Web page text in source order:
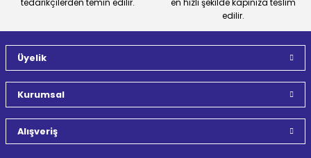
tedarikçilerden temin edilir.
en hızlı şekilde kapınıza teslim
edilir.
Üyelik
Kurumsal
Alışveriş